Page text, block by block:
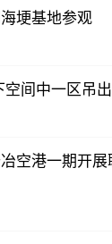
埂基地参观
间中一区吊
空港一期开